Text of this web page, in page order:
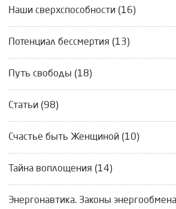
Наши сверхспособности (16)
Потенциал бессмертия (13)
Путь свободы (18)
Статьи (98)
Счастье быть Женщиной (10)
Тайна воплощения (14)
Энергонавтика. Законы